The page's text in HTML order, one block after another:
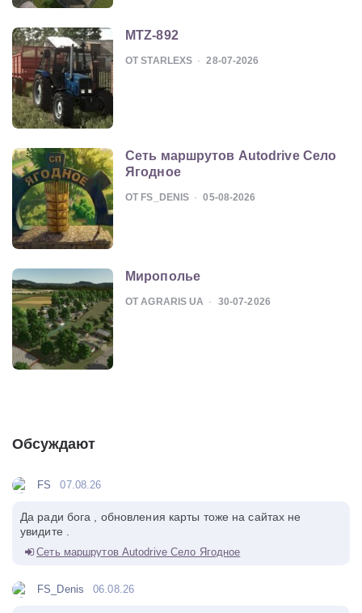
MTZ-892
ОТ STARLEXS 28-07-2026
Сеть маршрутов Autodrive Село
Ягодное
ОТ FS_DENIS 05-08-2026
Мирополье
ОТ AGRARIS UA 30-07-2026
Обсуждают
FS 07.08.26
Да ради бога , обновления карты тоже на сайтах не
увидите .
Сеть маршрутов Autodrive Село Ягодное
FS_Denis 06.08.26